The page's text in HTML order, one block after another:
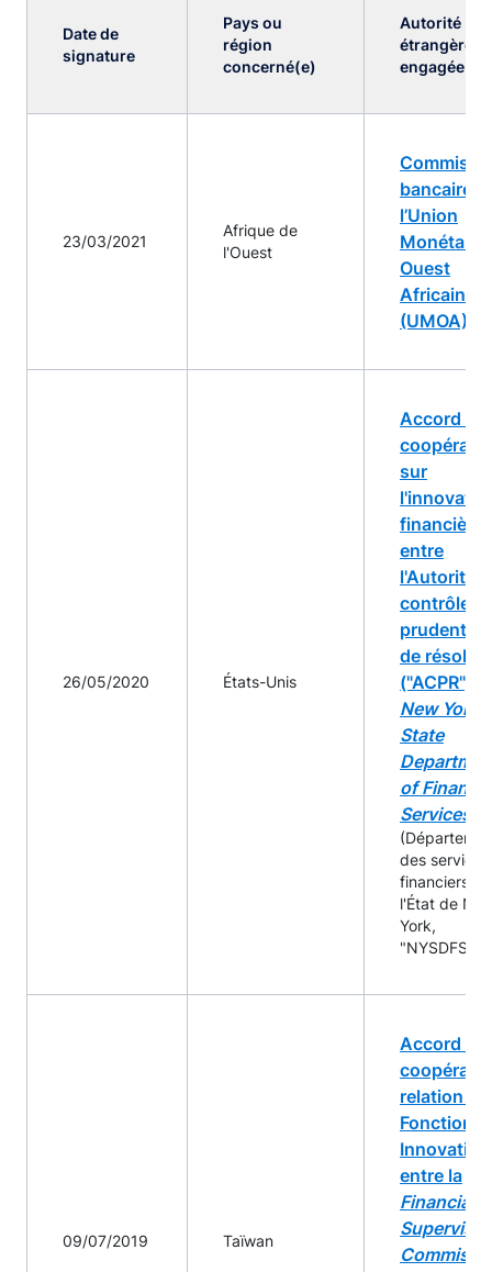
Date de
signature
Pays ou
région
concerné(e)
Autorité
étrangère
engagée
23/03/2021
Afrique de
l'Ouest
bancaire
l’Union
Monétaire
Ouest
Africaine
(UMOA)
26/05/2020 États-Unis
Accord de
sur
financière
entre
l'Autorité
contrôle
prudentiel
de
("ACPR")
New York
State
of
Services
des services
financiers de
l'État de
York,
"NYSDFS")
09/07/2019 Taïwan
Accord de
relation
Fonctions
Innovation
entre la
Financial